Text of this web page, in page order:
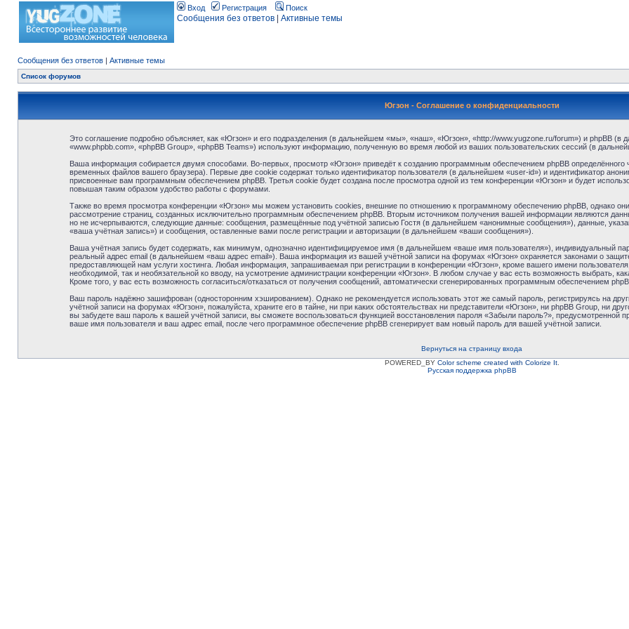
Вход Регистрация Поиск
Сообщения без ответов Активные темы
Сообщения без ответов | Активные темы
Список форумов
Югзон - Соглашение о конфиденциальности
Это соглашение подробно объясняет, как «Югзон» и его подразделения (в дальнейшем «мы», «наш», «Югзон», «http://www.yugzone.ru/forum») и phpBB (в
«www.phpbb.com», «phpBB Group», «phpBB Teams») используют информацию, полученную во время любой из ваших пользовательских сессий (в
Ваша информация собирается двумя способами. Во-первых, просмотр «Югзон» приведёт к созданию программным обеспечением phpBB
временных файлов вашего браузера). Первые две cookie содержат только идентификатор пользователя (в дальнейшем «user-id») и идентификатор
присвоенные вам программным обеспечением phpBB. Третья cookie будет создана после просмотра одной из тем конференции «Югзон» и будет
повышая таким образом удобство работы с форумами.
Также во время просмотра конференции «Югзон» мы можем установить cookies, внешние по отношению к программному обеспечению phpBB, однако они
рассмотрение страниц, созданных исключительно программным обеспечением phpBB. Вторым источником получения вашей информации являются
но не исчерпываются, следующие данные: сообщения, размещённые под учётной записью Гостя (в дальнейшем «анонимные сообщения»), данные,
«ваша учётная запись») и сообщения, оставленные вами после регистрации и авторизации (в дальнейшем «ваши сообщения»).
Ваша учётная запись будет содержать, как минимум, однозначно идентифицируемое имя (в дальнейшем «ваше имя пользователя»), индивидуальный
реальный адрес email (в дальнейшем «ваш адрес email»). Ваша информация из вашей учётной записи на форумах «Югзон» охраняется законами о
предоставляющей нам услуги хостинга. Любая информация, запрашиваемая при регистрации в конференции «Югзон», кроме вашего имени
необходимой, так и необязательной ко вводу, на усмотрение администрации конференции «Югзон». В любом случае у вас есть возможность выбрать,
Кроме того, у вас есть возможность согласиться/отказаться от получения сообщений, автоматически сгенерированных программным обеспечением
Ваш пароль надёжно зашифрован (односторонним хэшированием). Однако не рекомендуется использовать этот же самый пароль, регистрируясь на
учётной записи на форумах «Югзон», пожалуйста, храните его в тайне, ни при каких обстоятельствах ни представители «Югзон», ни phpBB Group, ни
вы забудете ваш пароль к вашей учётной записи, вы сможете воспользоваться функцией восстановления пароля «Забыли пароль?»,
ваше имя пользователя и ваш адрес email, после чего программное обеспечение phpBB сгенерирует вам новый пароль для вашей учётной записи.
Вернуться на страницу входа
POWERED_BY Color scheme created with Colorize It.
Русская поддержка phpBB